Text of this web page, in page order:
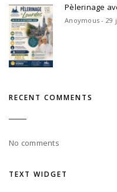
Pèlerinage
Anoymous - 29
RECENT COMMENTS
No comments
TEXT WIDGET